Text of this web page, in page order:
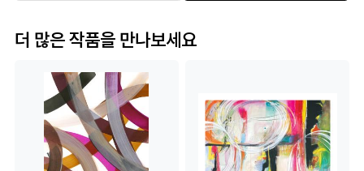
더 많은 작품을 만나보세요